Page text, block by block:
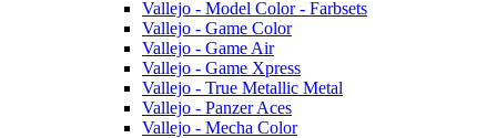
Vallejo - Model Color - Farbsets
Vallejo - Game Color
Vallejo - Game Air
Vallejo - Game Xpress
Vallejo - True Metallic Metal
Vallejo - Panzer Aces
Vallejo - Mecha Color